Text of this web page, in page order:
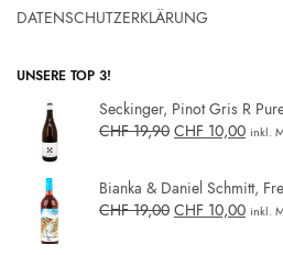
DATENSCHUTZERKLÄRUNG
UNSERE TOP 3!
Seckinger, Pinot Gris R
CHF19,90 CHF 10,00 inkl.
Bianka & Daniel Schmitt,
CHF19,00 CHF 10,00 inkl.